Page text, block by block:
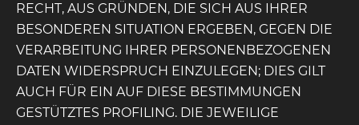
RECHT, AUS GRÜNDEN, DIE SICH AUS IHRER
BESONDEREN SITUATION ERGEBEN, GEGEN DIE
VERARBEITUNG IHRER PERSONENBEZOGENEN
DATEN WIDERSPRUCH EINZULEGEN; DIES GILT
AUCH FÜR EIN AUF DIESE BESTIMMUNGEN
GESTÜTZTES PROFILING. DIE JEWEILIGE